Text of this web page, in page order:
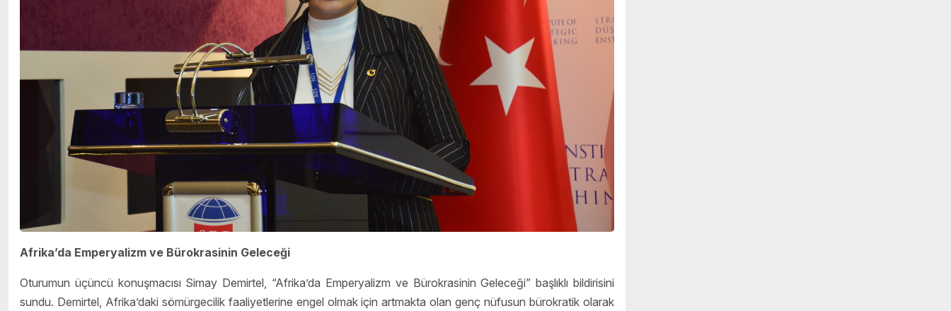
Afrika’da Emperyalizm ve Bürokrasinin Geleceği
Oturumun üçüncü konuşmacısı Simay Demirtel, “Afrika’da Emperyalizm ve Bürokrasinin Geleceği” başlıklı bildirisini
sundu. Demirtel, Afrika’daki sömürgecilik faaliyetlerine engel olmak için artmakta olan genç nüfusun bürokratik olarak